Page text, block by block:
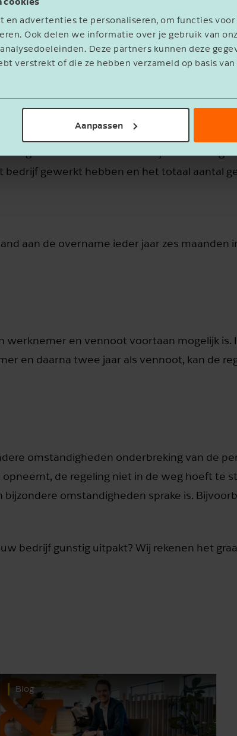
en advertenties te personaliseren, om functies
Ook delen we informatie over je gebruik van
Deze partners kunnen deze
verstrekt of die ze hebben verzameld op basis
Aanpassen
en werknemers van het bedrijf.
de overname onafgebroken
werknemers van seizoensbedrijven.
worden. Men moet in de jaren
gewerkt hebben en het totaal aantal
aan de overname ieder jaar zes maanden
werknemer en vennoot voortaan mogelijk is.
en daarna twee jaar als vennoot, kan de
omstandigheden onderbreking van de
de regeling niet in de weg hoeft te
omstandigheden sprake is.
bedrijf gunstig uitpakt? Wij rekenen het
Blog